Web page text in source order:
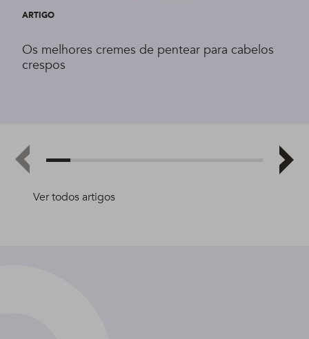
Ver todos artigos
ARTIGO
Os melhores cremes de pentear para cabelos
crespos